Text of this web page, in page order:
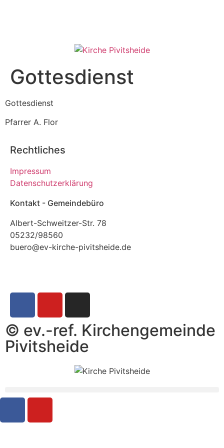
Gottesdienst
Gottesdienst
Pfarrer A. Flor
Kontakt - Gemeindebüro
Albert-Schweitzer-Str. 78
05232/98560
buero@ev-kirche-pivitsheide.de
Rechtliches
Impressum
Datenschutzerklärung
© ev.-ref. Kirchengemeinde
Pivitsheide